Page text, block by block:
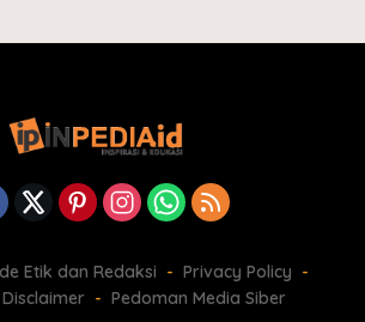
Etik dan Redaksi
Privacy Policy
Disclaimer
Pedoman Media Siber